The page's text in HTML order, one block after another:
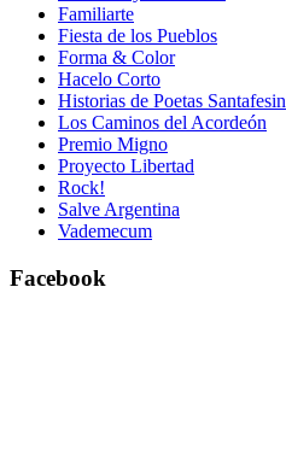
Familiarte
Fiesta de los Pueblos
Forma & Color
Hacelo Corto
Historias de Poetas
Los Caminos del Acordeón
Premio Migno
Proyecto Libertad
Rock!
Salve Argentina
Vademecum
Facebook